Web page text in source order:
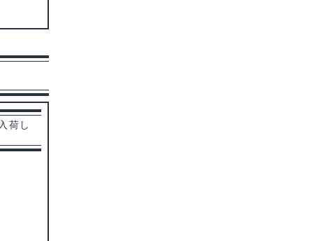
荷し